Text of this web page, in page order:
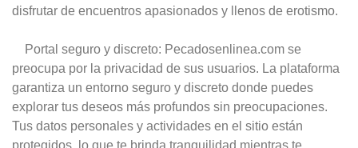
disfrutar de encuentros apasionados y llenos de erotismo.
Portal seguro y discreto: Pecadosenlinea.com se
preocupa por la privacidad de sus usuarios. La plataforma
garantiza un entorno seguro y discreto donde puedes
explorar tus deseos más profundos sin preocupaciones.
Tus datos personales y actividades en el sitio están